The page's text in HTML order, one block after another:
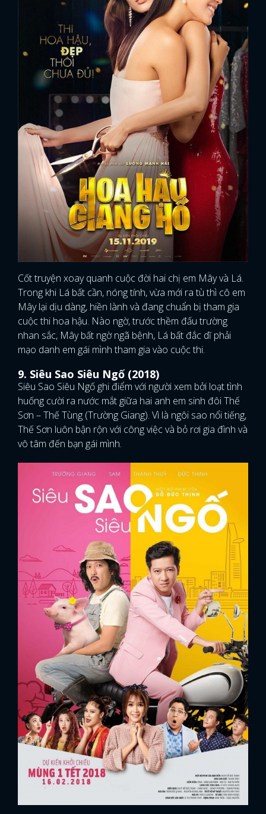
FACEBOOK GOOGLE
Cốt truyện xoay quanh cuộc đời hai chị em Mây và Lá.
Trong khi Lá bất cần, nóng tính, vừa mới ra tù thì cô em
Mây lại dịu dàng, hiền lành và đang chuẩn bị tham gia
cuộc thi hoa hậu. Nào ngờ, trước thềm đấu trường
nhan sắc, Mây bất ngờ ngã bệnh, Lá bất đắc dĩ phải
mạo danh em gái mình tham gia vào cuộc thi.
9. Siêu Sao Siêu Ngố (2018)
Siêu Sao Siêu Ngố ghi điểm với người xem bởi loạt tình
huống cười ra nước mắt giữa hai anh em sinh đôi Thế
Sơn – Thế Tùng (Trường Giang). Vì là ngôi sao nổi tiếng,
Thế Sơn luôn bận rộn với công việc và bỏ rơi gia đình và
vô tâm đến bạn gái mình.